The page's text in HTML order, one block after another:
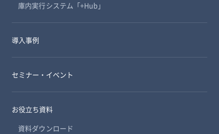
庫内実行システム「+Hub」
導入事例
セミナー・イベント
お役立ち資料
資料ダウンロード